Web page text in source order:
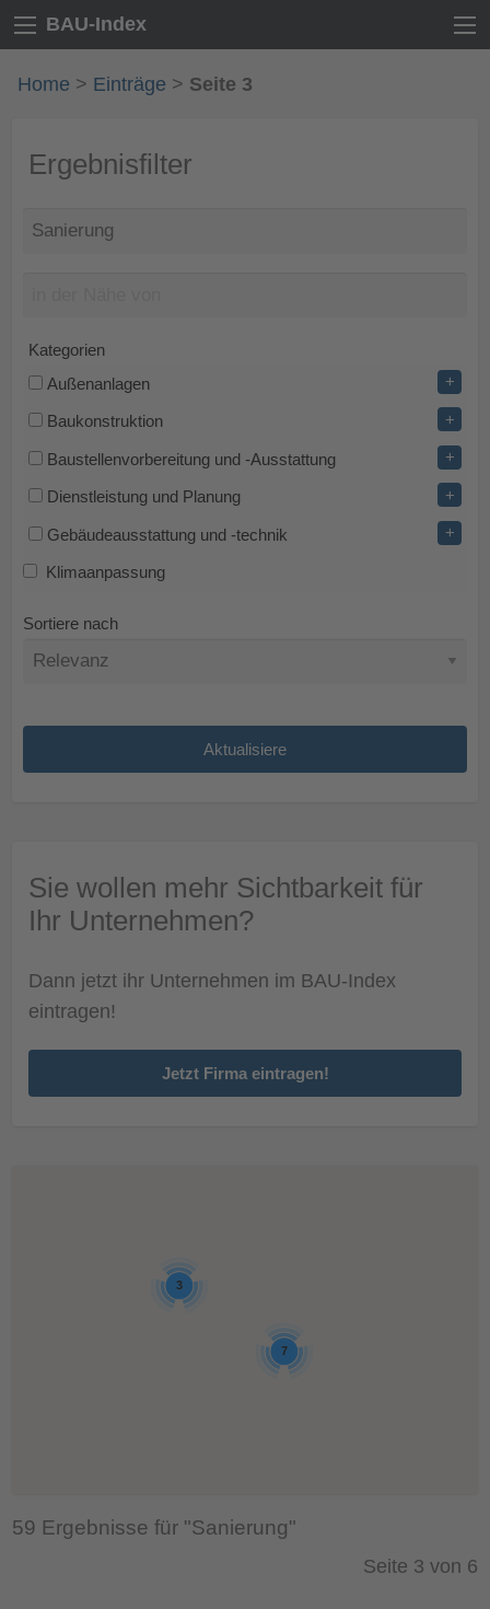
BAU-Index
Home > Einträge > Seite 3
Ergebnisfilter
Kategorien
Außenanlagen
+
Baukonstruktion +
Baustellenvorbereitung und -Ausstattung +
Dienstleistung und Planung +
Gebäudeausstattung und -technik +
Klimaanpassung
Sortiere nach
Sie wollen mehr Sichtbarkeit für
Ihr Unternehmen?
Dann jetzt ihr Unternehmen im BAU-Index
eintragen!
Jetzt Firma eintragen!
7
3
59 Ergebnisse für "Sanierung"
Seite 3 von 6